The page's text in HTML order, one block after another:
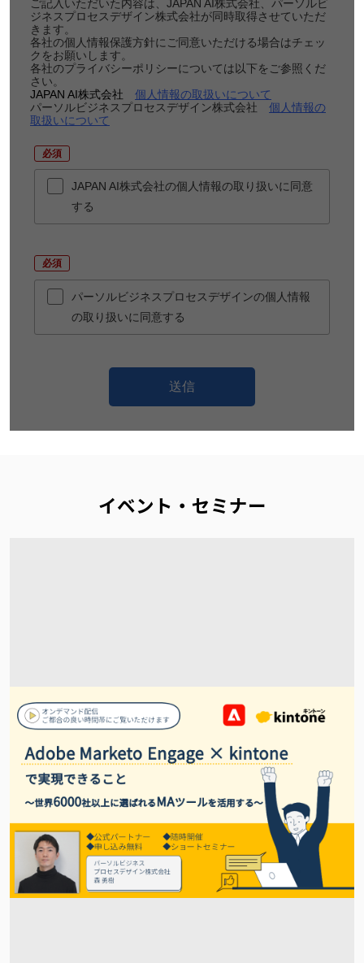
ご記入いただいた内容は、JAPAN AI株式会社、パーソルビ
ジネスプロセスデザイン株式会社が同時取得させていただ
きます。
各社の個人情報保護方針にご同意いただける場合はチェッ
クをお願いします。
各社のプライバシーポリシーについては以下をご参照くだ
さい。
JAPAN AI株式会社
個人情報の取扱いについて
パーソルビジネスプロセスデザイン株式会社
個人情報の
取扱いについて
JAPAN AI株式会社の個人情報の取り扱いに同意
する
パーソルビジネスプロセスデザインの個人情報
の取り扱いに同意する
送信
イベント・セミナー